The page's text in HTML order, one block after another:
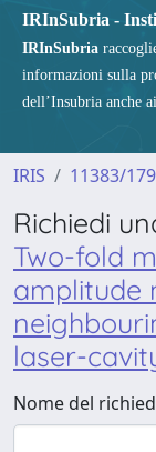
IRInSubria -
IRInSubria
informazioni sulla
dell’Insubria anche
IRIS 11383/
Richiedi
Two-fold
amplitude
laser-
Nome del